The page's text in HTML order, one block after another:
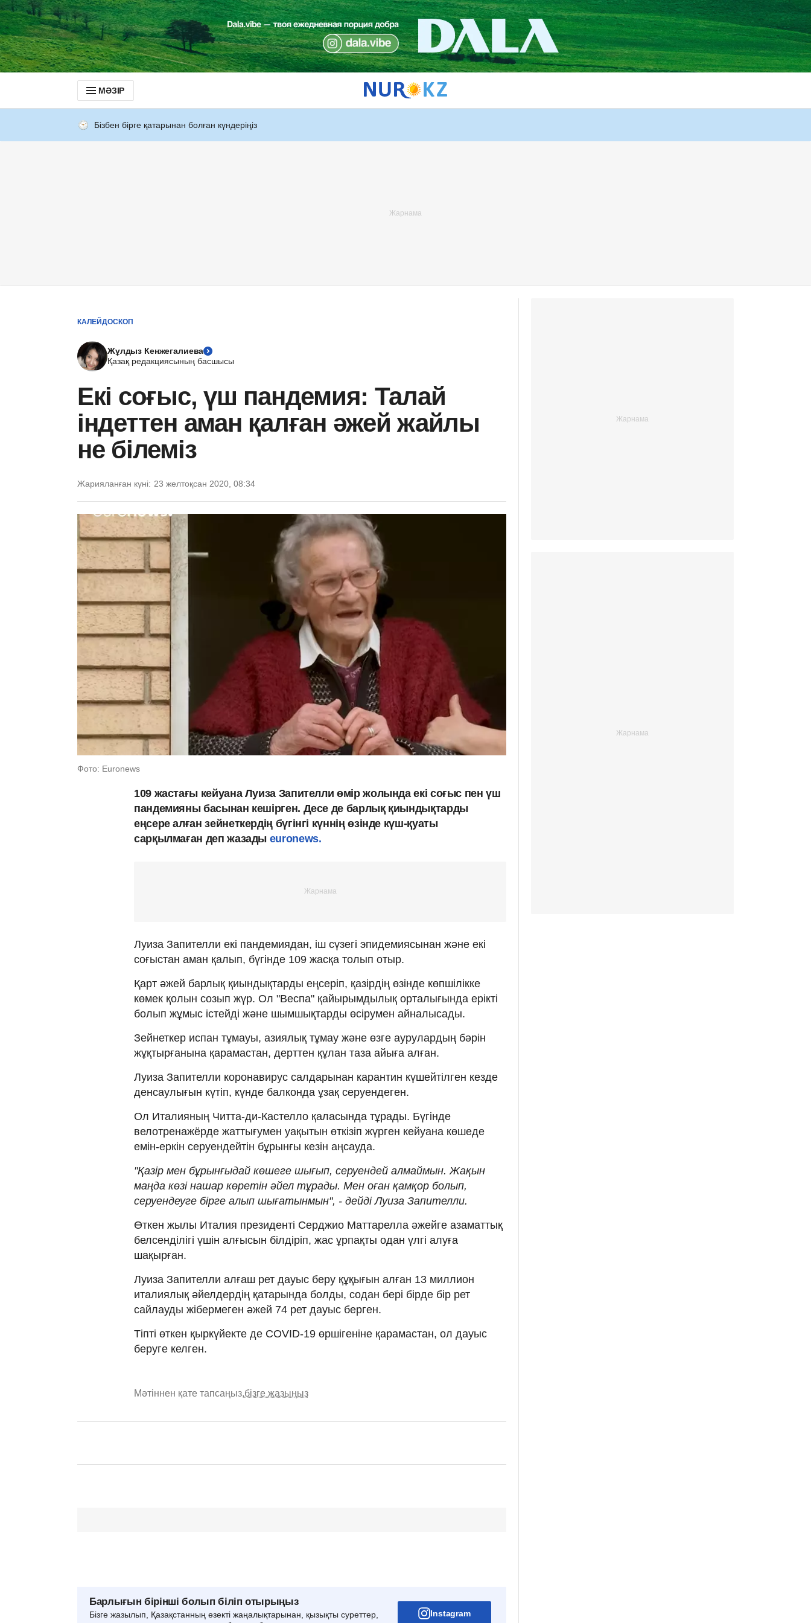
МӘЗІР
Бізбен бірге қатарынан болған күндеріңіз
КАЛЕЙДОСКОП
Жұлдыз Кенжегалиева
Қазақ редакциясының басшысы
Екі соғыс, үш пандемия: Талай
індеттен аман қалған әжей жайлы
не білеміз
Жарияланған күні: 23 желтоқсан 2020, 08:34
Фото: Euronews
109 жастағы кейуана Луиза Запителли өмір жолында екі соғыс пен үш
пандемияны басынан кешірген. Десе де барлық қиындықтарды
еңсере алған зейнеткердің бүгінгі күннің өзінде күш-қуаты
сарқылмаған деп жазады euronews.
Луиза Запителли екі пандемиядан, іш сүзегі эпидемиясынан және екі
соғыстан аман қалып, бүгінде 109 жасқа толып отыр.
Қарт әжей барлық қиындықтарды еңсеріп, қазірдің өзінде көпшілікке
көмек қолын созып жүр. Ол "Веспа" қайырымдылық орталығында ерікті
болып жұмыс істейді және шымшықтарды өсірумен айналысады.
Зейнеткер испан тұмауы, азиялық тұмау және өзге аурулардың бәрін
жұқтырғанына қарамастан, дерттен құлан таза айыға алған.
Луиза Запителли коронавирус салдарынан карантин күшейтілген кезде
денсаулығын күтіп, күнде балконда ұзақ серуендеген.
Ол Италияның Читта-ди-Кастелло қаласында тұрады. Бүгінде
велотренажёрде жаттығумен уақытын өткізіп жүрген кейуана көшеде
емін-еркін серуендейтін бұрынғы кезін аңсауда.
"Қазір мен бұрынғыдай көшеге шығып, серуендей алмаймын. Жақын
маңда көзі нашар көретін әйел тұрады. Мен оған қамқор болып,
серуендеуге бірге алып шығатынмын", - дейді Луиза Запителли.
Өткен жылы Италия президенті Серджио Маттарелла әжейге азаматтық
белсенділігі үшін алғысын білдіріп, жас ұрпақты одан үлгі алуға
шақырған.
Луиза Запителли алғаш рет дауыс беру құқығын алған 13 миллион
италиялық әйелдердің қатарында болды, содан бері бірде бір рет
сайлауды жібермеген әжей 74 рет дауыс берген.
Тіпті өткен қыркүйекте де COVID-19 өршігеніне қарамастан, ол дауыс
беруге келген.
Мәтіннен қате тапсаңыз,бізге жазыңыз
Барлығын бірінші болып біліп отырыңыз
Бізге жазылып, Қазақстанның өзекті жаңалықтарынан, қызықты суреттер,
Instagram